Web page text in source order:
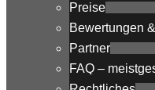
Preise
Bewertungen
Partner
FAQ –